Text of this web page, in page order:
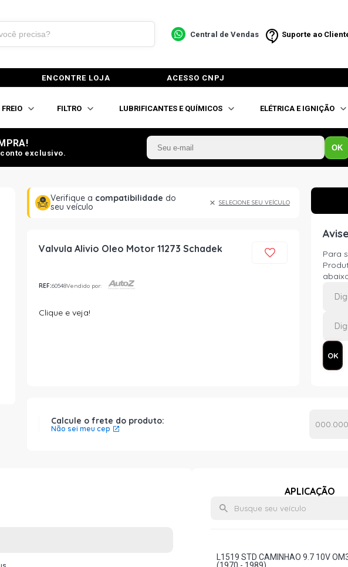
Central de Vendas Suporte ao
ENCONTRE LOJA ACESSO CNPJ
FREIO FILTRO LUBRIFICANTES E QUÍMICOS ELÉTRICA E IGNIÇÃO
exclusivo.
OK
Verifique a compatibilidade do
seu veículo
SELECIONE SEU VEÍCULO
Valvula Alivio Oleo Motor 11273 Schadek
REF:60548Vendido por:
Clique e veja!
Para
Calcule o frete do produto:
Não sei meu cep
APLICAÇÃO
L1519 STD CAMINHAO 9.7 10V